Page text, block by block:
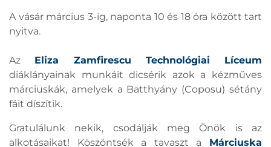
A vásár március 3-ig, naponta 10 és 18 óra között tart
nyitva.
Az Eliza Zamfirescu Technológiai Líceum
diáklányainak munkáit dicsérik azok a kézműves
márciuskák, amelyek a Batthyány (Coposu) sétány
fáit díszítik.
Gratulálunk nekik, csodálják meg Önök is az
alkotásaikat! Köszöntsék a tavaszt a Márciuska